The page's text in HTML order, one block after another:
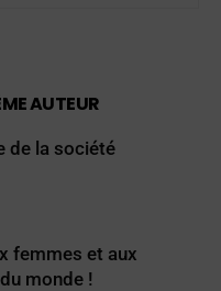
AUTEUR
de la société
femmes et aux
monde !